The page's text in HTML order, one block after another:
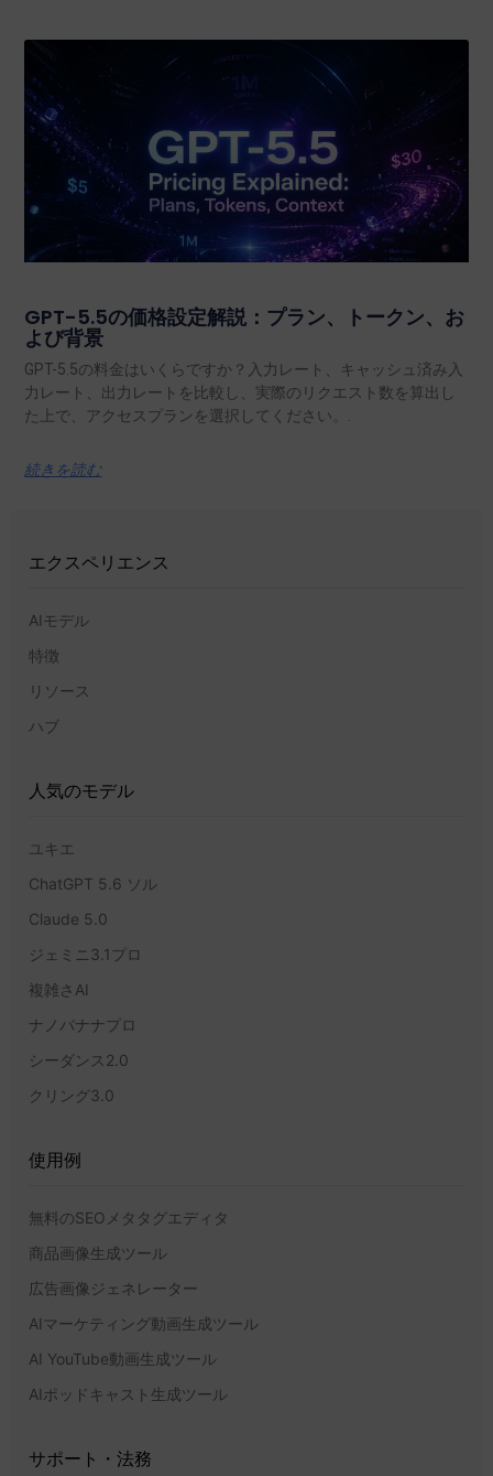
GPT-5.5の価格設定解説：プラン、トークン、お
よび背景
GPT-5.5の料金はいくらですか？入力レート、キャッシュ済み入
力レート、出力レートを比較し、実際のリクエスト数を算出し
た上で、アクセスプランを選択してください。.
続きを読む
エクスペリエンス
AIモデル
特徴
リソース
ハブ
人気のモデル
ユキエ
ChatGPT 5.6 ソル
Claude 5.0
ジェミニ3.1プロ
複雑さAI
ナノバナナプロ
シーダンス2.0
クリング3.0
使用例
無料のSEOメタタグエディタ
商品画像生成ツール
広告画像ジェネレーター
AIマーケティング動画生成ツール
AI YouTube動画生成ツール
AIポッドキャスト生成ツール
サポート・法務